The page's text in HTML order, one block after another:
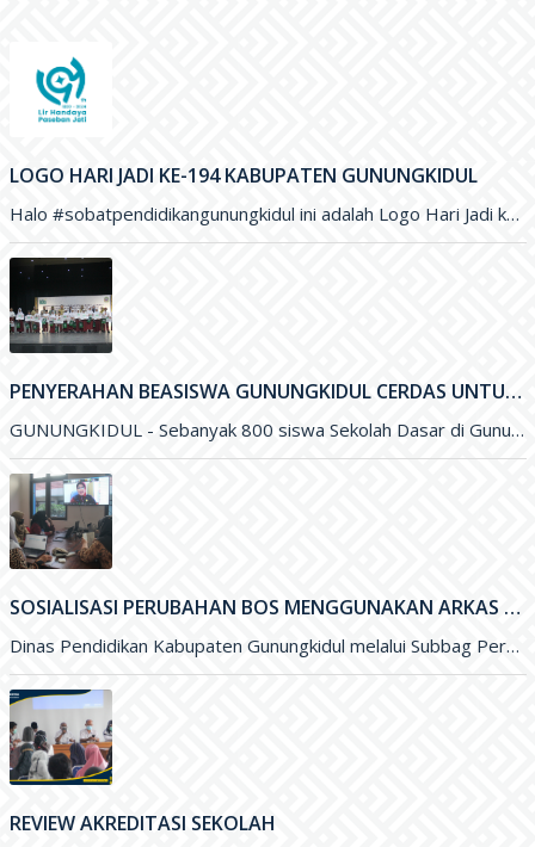
LOGO HARI JADI KE-194 KABUPATEN GUNUNGKIDUL
Halo #sobatpendidikangunungkidul ini adalah Logo Hari Jadi ke-194 Kabupaten Gunungkidul yang merupakan karya Saudara Blasius Yudhatama dengan mengusung tema
PENYERAHAN BEASISWA GUNUNGKIDUL CERDAS UNTUK PENINGKATAN KUALITAS PENDIDIKAN DI KABUPATEN GUNUNGKIDUL
GUNUNGKIDUL - Sebanyak 800 siswa Sekolah Dasar di Gunungkidul menerima Beasiswa Gunungkidul Cerdas dengan besaran per tahun sejumlah Rp. 500 ribu
SOSIALISASI PERUBAHAN BOS MENGGUNAKAN ARKAS TAHUN 2022 MELALUI ZOOM MEETING
Dinas Pendidikan Kabupaten Gunungkidul melalui Subbag Perencanaan melakukan Sosialisasi Perubahan Anggaran Dana BOS menggunakan ARKAS Tahun 2022 melalui media Zoom
REVIEW AKREDITASI SEKOLAH